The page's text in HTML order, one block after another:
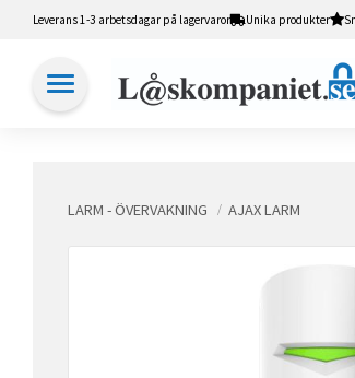
Leverans 1-3 arbetsdagar på lagervaror Unika produkter
LARM - ÖVERVAKNING AJAX LARM